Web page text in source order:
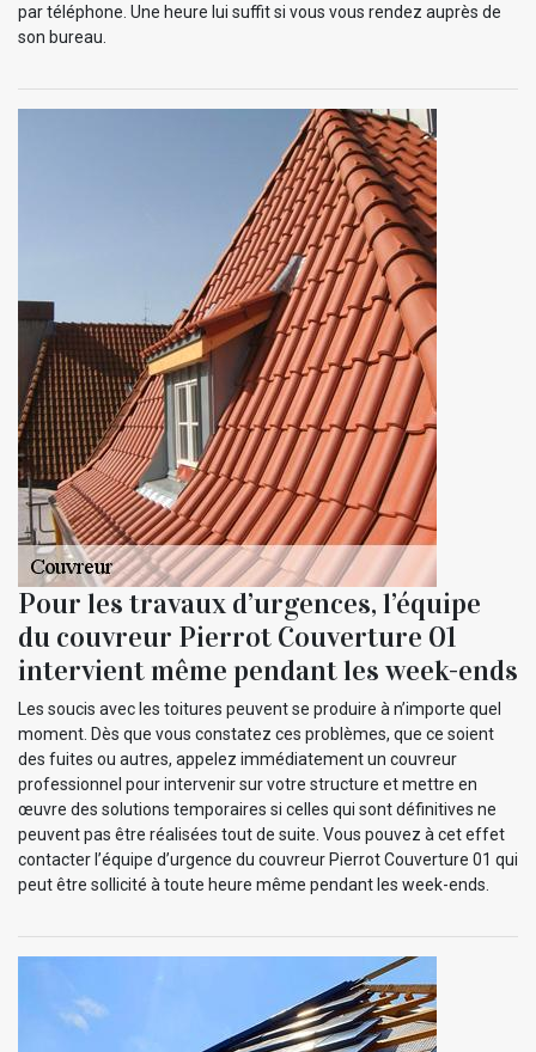
par téléphone. Une heure lui suffit si vous vous rendez auprès de
son bureau.
Pour les travaux d’urgences, l’équipe
du couvreur Pierrot Couverture 01
intervient même pendant les week-ends
Les soucis avec les toitures peuvent se produire à n’importe quel
moment. Dès que vous constatez ces problèmes, que ce soient
des fuites ou autres, appelez immédiatement un couvreur
professionnel pour intervenir sur votre structure et mettre en
œuvre des solutions temporaires si celles qui sont définitives ne
peuvent pas être réalisées tout de suite. Vous pouvez à cet effet
contacter l’équipe d’urgence du couvreur Pierrot Couverture 01 qui
peut être sollicité à toute heure même pendant les week-ends.